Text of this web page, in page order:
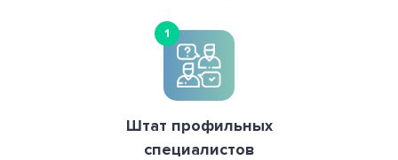
1
Штат профильных
специалистов